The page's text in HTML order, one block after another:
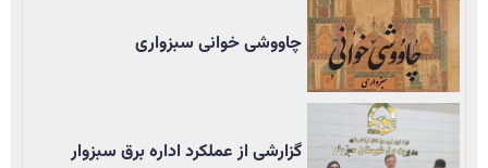
چاووشی خوانی سبزواری
گزارشی از عملکرد اداره برق سبزوار